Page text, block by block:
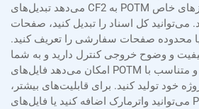
می‌دهد تبدیل‌های CF2 به POTM خود را متناسب با نیازهای خاص
کل اسناد را تبدیل کنید، صفحات
محدوده صفحات سفارشی را تعریف کنید.
و وضوح خروجی کنترل دارید و به شما
امکان می‌دهد فایل‌های POTM با کیفیت بالا و متناسب با
خود تولید کنید. برای قابلیت‌های بیشتر،
می‌توانید واترمارک اضافه کنید یا فایل‌های POTM خود را با رمز عبور